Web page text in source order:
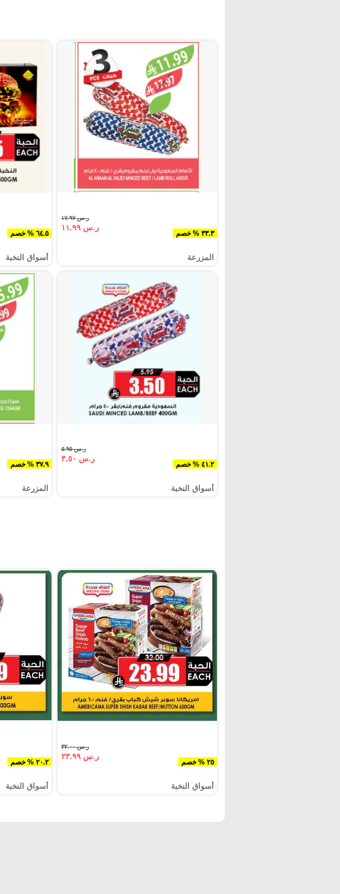
٣٣.٣ % خصم
ر.س ١٧.٩٧
ر.س ١١.٩٩
المزرعة
٦٤.٥ % خصم
أسواق النخبة
٤١.٢ % خصم
ر.س ٥.٩٥
ر.س ٣.٥٠
أسواق النخبة
٣٧.٩ % خصم
المزرعة
٢٥ % خصم
ر.س ٣٢.٠٠
ر.س ٢٣.٩٩
أسواق النخبة
٢٠.٢ % خصم
أسواق النخبة